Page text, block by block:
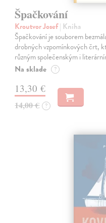
Špačkování
Kroutvor Josef| Kniha
Špačkování je souborem
drobných vzpomínkových črt,
různým společenským i
Na sklade ?
13,30 €
14,00 € ?